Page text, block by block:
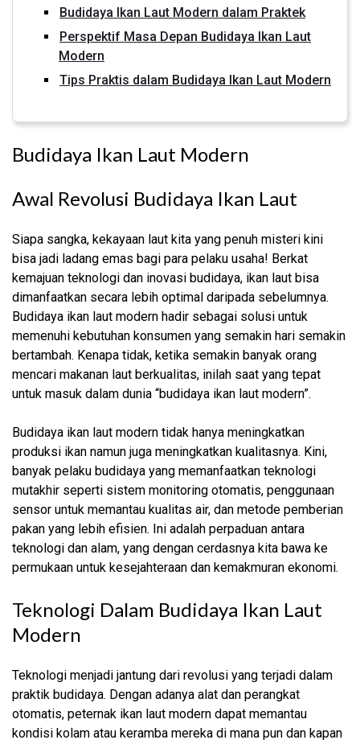
Budidaya Ikan Laut Modern dalam Praktek
Perspektif Masa Depan Budidaya Ikan Laut
Modern
Tips Praktis dalam Budidaya Ikan Laut Modern
Budidaya Ikan Laut Modern
Awal Revolusi Budidaya Ikan Laut
Siapa sangka, kekayaan laut kita yang penuh misteri kini
bisa jadi ladang emas bagi para pelaku usaha! Berkat
kemajuan teknologi dan inovasi budidaya, ikan laut bisa
dimanfaatkan secara lebih optimal daripada sebelumnya.
Budidaya ikan laut modern hadir sebagai solusi untuk
memenuhi kebutuhan konsumen yang semakin hari semakin
bertambah. Kenapa tidak, ketika semakin banyak orang
mencari makanan laut berkualitas, inilah saat yang tepat
untuk masuk dalam dunia “budidaya ikan laut modern”.
Budidaya ikan laut modern tidak hanya meningkatkan
produksi ikan namun juga meningkatkan kualitasnya. Kini,
banyak pelaku budidaya yang memanfaatkan teknologi
mutakhir seperti sistem monitoring otomatis, penggunaan
sensor untuk memantau kualitas air, dan metode pemberian
pakan yang lebih efisien. Ini adalah perpaduan antara
teknologi dan alam, yang dengan cerdasnya kita bawa ke
permukaan untuk kesejahteraan dan kemakmuran ekonomi.
Teknologi Dalam Budidaya Ikan Laut
Modern
Teknologi menjadi jantung dari revolusi yang terjadi dalam
praktik budidaya. Dengan adanya alat dan perangkat
otomatis, peternak ikan laut modern dapat memantau
kondisi kolam atau keramba mereka di mana pun dan kapan